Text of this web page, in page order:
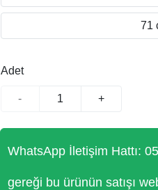
71
Adet
- +
WhatsApp İletişim Hattı:
gereği bu ürünün satışı